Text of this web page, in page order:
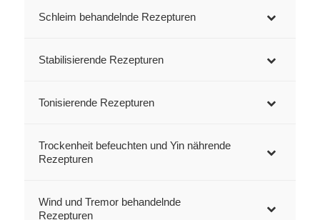
Schleim behandelnde Rezepturen
Stabilisierende Rezepturen
Tonisierende Rezepturen
Trockenheit befeuchten und Yin nährende
Rezepturen
Wind und Tremor behandelnde
Rezepturen